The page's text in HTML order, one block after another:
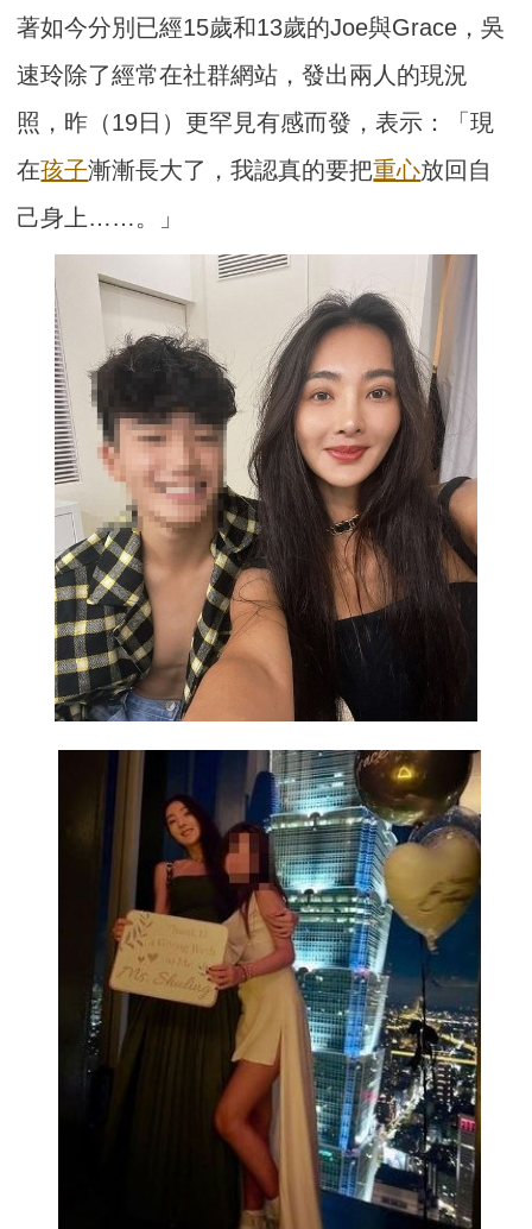
著如今分別已經15歲和13歲的Joe與Grace，吳
速玲除了經常在社群網站，發出兩人的現況
照，昨（19日）更罕見有感而發，表示：「現
在孩子漸漸長大了，我認真的要把重心放回自
己身上……。」